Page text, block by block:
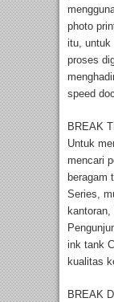
photo
itu, untuk
proses
speed
BREAK
Untuk
mencari
beragam
Series,
ink tank
kualitas
BREAK